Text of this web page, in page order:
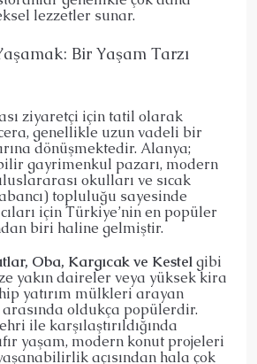
lezzetler sunar.
Bir Yaşam Tarzı
ziyaretçi için tatil olarak
genellikle uzun vadeli bir
dönüşmektedir. Alanya;
gayrimenkul pazarı, modern
okulları ve sıcak
topluluğu sayesinde
için Türkiye’nin en popüler
biri haline gelmiştir.
Oba, Kargıcak ve Kestelgibi
yakın daireler veya yüksek kira
yatırım mülkleri arayan
arasında oldukça popülerdir.
ile karşılaştırıldığında
yaşam, modern konut projeleri
açısından hala çok